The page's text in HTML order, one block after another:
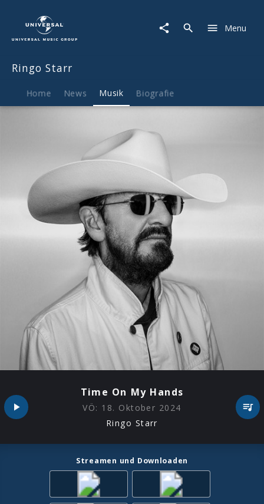
Musik
Time
Hands
Menu
Ringo Starr
Home News Musik Biografie
Time On My Hands
VÖ: 18. Oktober 2024
Ringo Starr
Streamen und Downloaden